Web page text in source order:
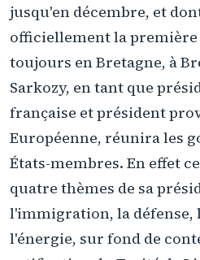
jusqu'en décembre, et
officiellement la première
toujours en Bretagne, à
Sarkozy, en tant que
française et président
Européenne, réunira les
États-membres. En effet
quatre thèmes de sa
l'immigration, la
l'énergie, sur fond de